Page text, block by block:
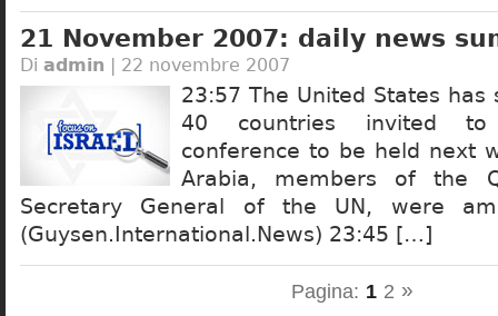
21 November 2007: daily news
Di admin | 22 novembre 2007
23:57 The United States
40 countries invited to
conference to be held next
Arabia, members of the
Secretary General of the UN, were
(Guysen.International.News) 23:45 […]
Pagina: 1 2 »